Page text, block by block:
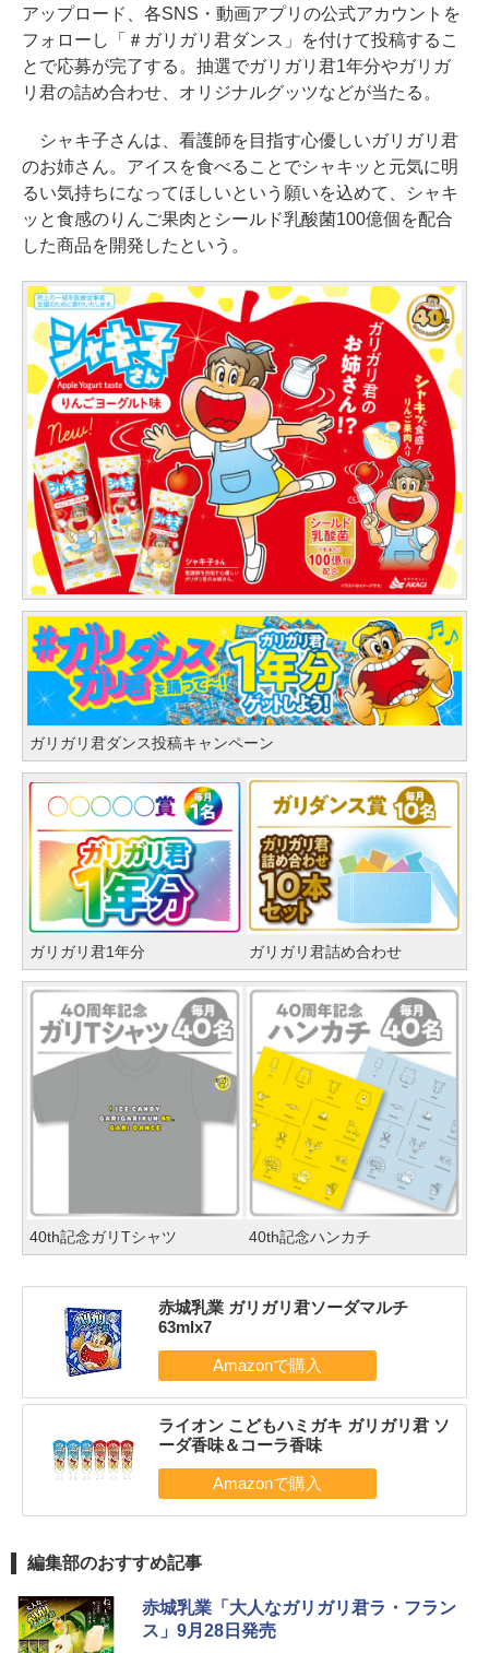
アップロード、各SNS・動画アプリの公式アカウントを
フォローし「＃ガリガリ君ダンス」を付けて投稿するこ
とで応募が完了する。抽選でガリガリ君1年分やガリガ
リ君の詰め合わせ、オリジナルグッツなどが当たる。
シャキ子さんは、看護師を目指す心優しいガリガリ君
のお姉さん。アイスを食べることでシャキッと元気に明
るい気持ちになってほしいという願いを込めて、シャキ
ッと食感のりんご果肉とシールド乳酸菌100億個を配合
した商品を開発したという。
ガリガリ君ダンス投稿キャンペーン
ガリガリ君1年分 ガリガリ君詰め合わせ
40th記念ガリTシャツ 40th記念ハンカチ
赤城乳業 ガリガリ君ソーダマルチ
63mlx7
ライオン こどもハミガキ ガリガリ君 ソ
ーダ香味＆コーラ香味
編集部のおすすめ記事
赤城乳業「大人なガリガリ君ラ・フラン
ス」9月28日発売